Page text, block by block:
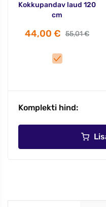
Kokkupandav laud 120
cm
44,00 € 55,01 €
Komplekti hind: